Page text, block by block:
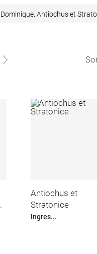
Antiochus et
Antiochus et
Stratonice
Ingres...